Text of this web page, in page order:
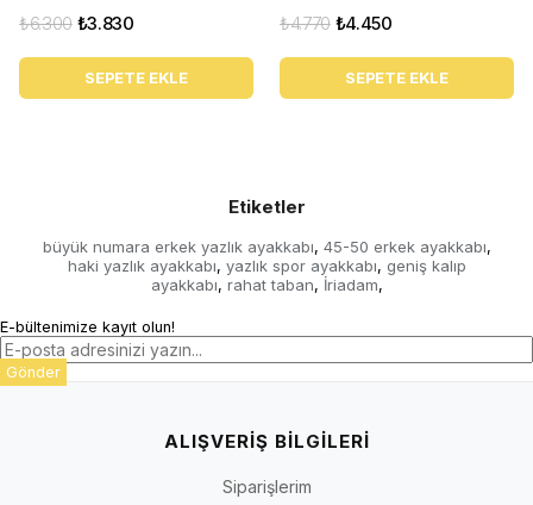
₺3.830
₺6.300
SEPETE EKLE
₺4.450
₺4.770
SEPETE EKLE
Etiketler
büyük numara erkek yazlık ayakkabı, 45-50 erkek ayakkabı,
haki yazlık ayakkabı, yazlık spor ayakkabı, geniş kalıp
ayakkabı, rahat taban, İriadam,
E-bültenimize kayıt olun!
Gönder
ALIŞVERİŞ BİLGİLERİ
Siparişlerim